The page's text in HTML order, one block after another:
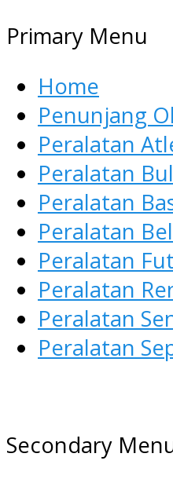
Primary Menu
Home
Penunjang
Peralatan
Peralatan
Peralatan
Peralatan
Peralatan
Peralatan
Peralatan
Peralatan
AGEN ALAT
Menyediakan
Secondary